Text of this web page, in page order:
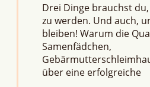
Drei Dinge brauchst
zu werden. Und auch,
bleiben! Warum die
Samenfädchen,
über eine erfolgreiche